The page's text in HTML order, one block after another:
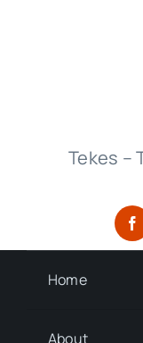
Tekes –
Home
About